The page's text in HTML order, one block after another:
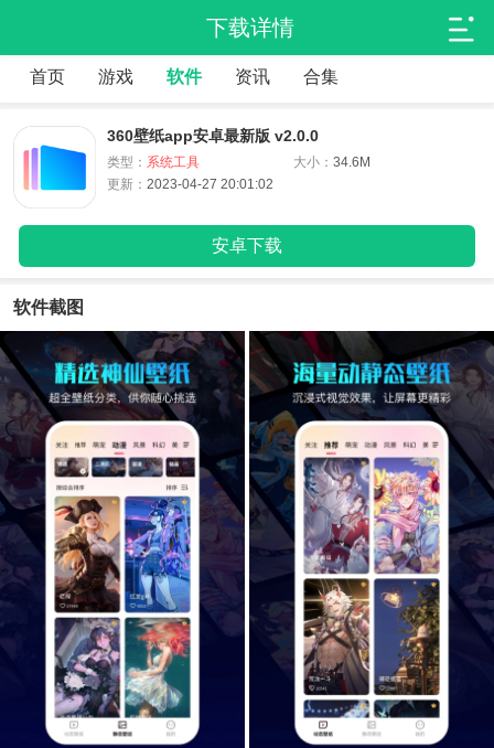
下载详情
首页 游戏 软件 资讯 合集
360壁纸app安卓最新版 v2.0.0
类型： 系统工具 大小：34.6M
更新： 2023-04-27 20:01:02
安卓下载
软件截图